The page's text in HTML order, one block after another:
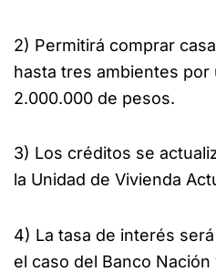
2) Permitirá comprar
hasta tres ambientes por
2.000.000 de pesos.
3) Los créditos se
la Unidad de Vivienda
4) La tasa de interés
el caso del Banco